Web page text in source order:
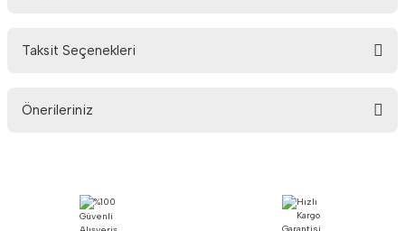
Taksit Seçenekleri
Önerileriniz
Görüş ve önerileriniz için teşekkür ederiz.